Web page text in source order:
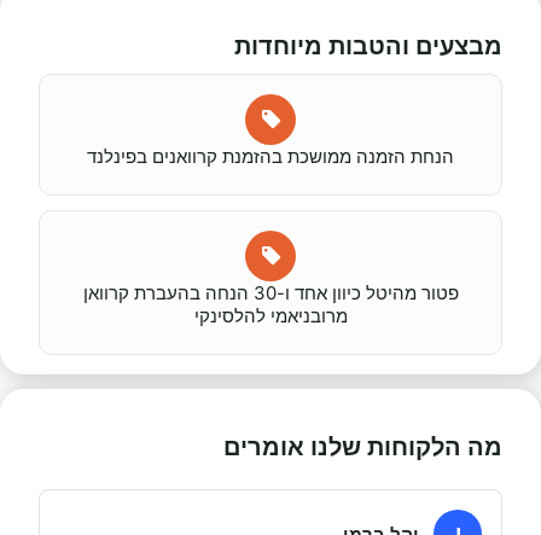
מבצעים והטבות מיוחדות
הנחת הזמנה ממושכת בהזמנת קרוואנים בפינלנד
פטור מהיטל כיוון אחד ו-30 הנחה בהעברת קרוואן
מרובניאמי להלסינקי
מה הלקוחות שלנו אומרים